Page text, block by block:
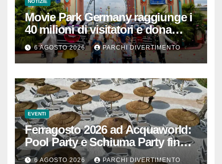
Movie Park Germany raggiunge i
40 milioni di visitatori e dona
40.000 euro
6 AGOSTO 2026 PARCHI DIVERTIMENTO
EVENTI
Ferragosto 2026 ad Acquaworld:
Pool Party e Schiuma Party fino a
mezzanotte
6 AGOSTO 2026 PARCHI DIVERTIMENTO